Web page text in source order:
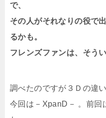
で、
その人がそれなりの役で
るかも。
フレンズファンは、そう
調べたのですが３Ｄの違
今回は－XpanD－ 。前回